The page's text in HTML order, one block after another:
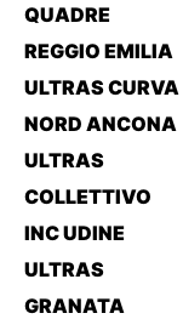
QUADRE
REGGIO EMILIA
ULTRAS CURVA
NORD ANCONA
ULTRAS
COLLETTIVO
INC UDINE
ULTRAS
GRANATA